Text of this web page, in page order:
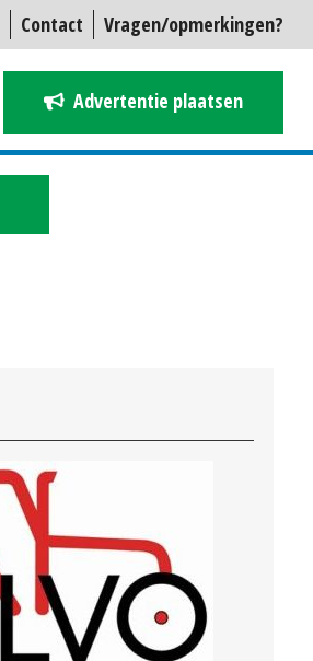
Contact Vragen/opmerkingen?
Advertentie plaatsen